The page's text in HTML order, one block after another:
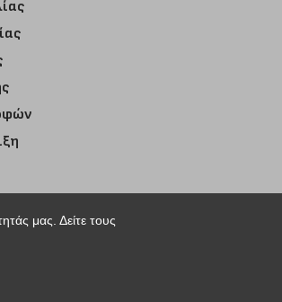
μας. Δείτε τους